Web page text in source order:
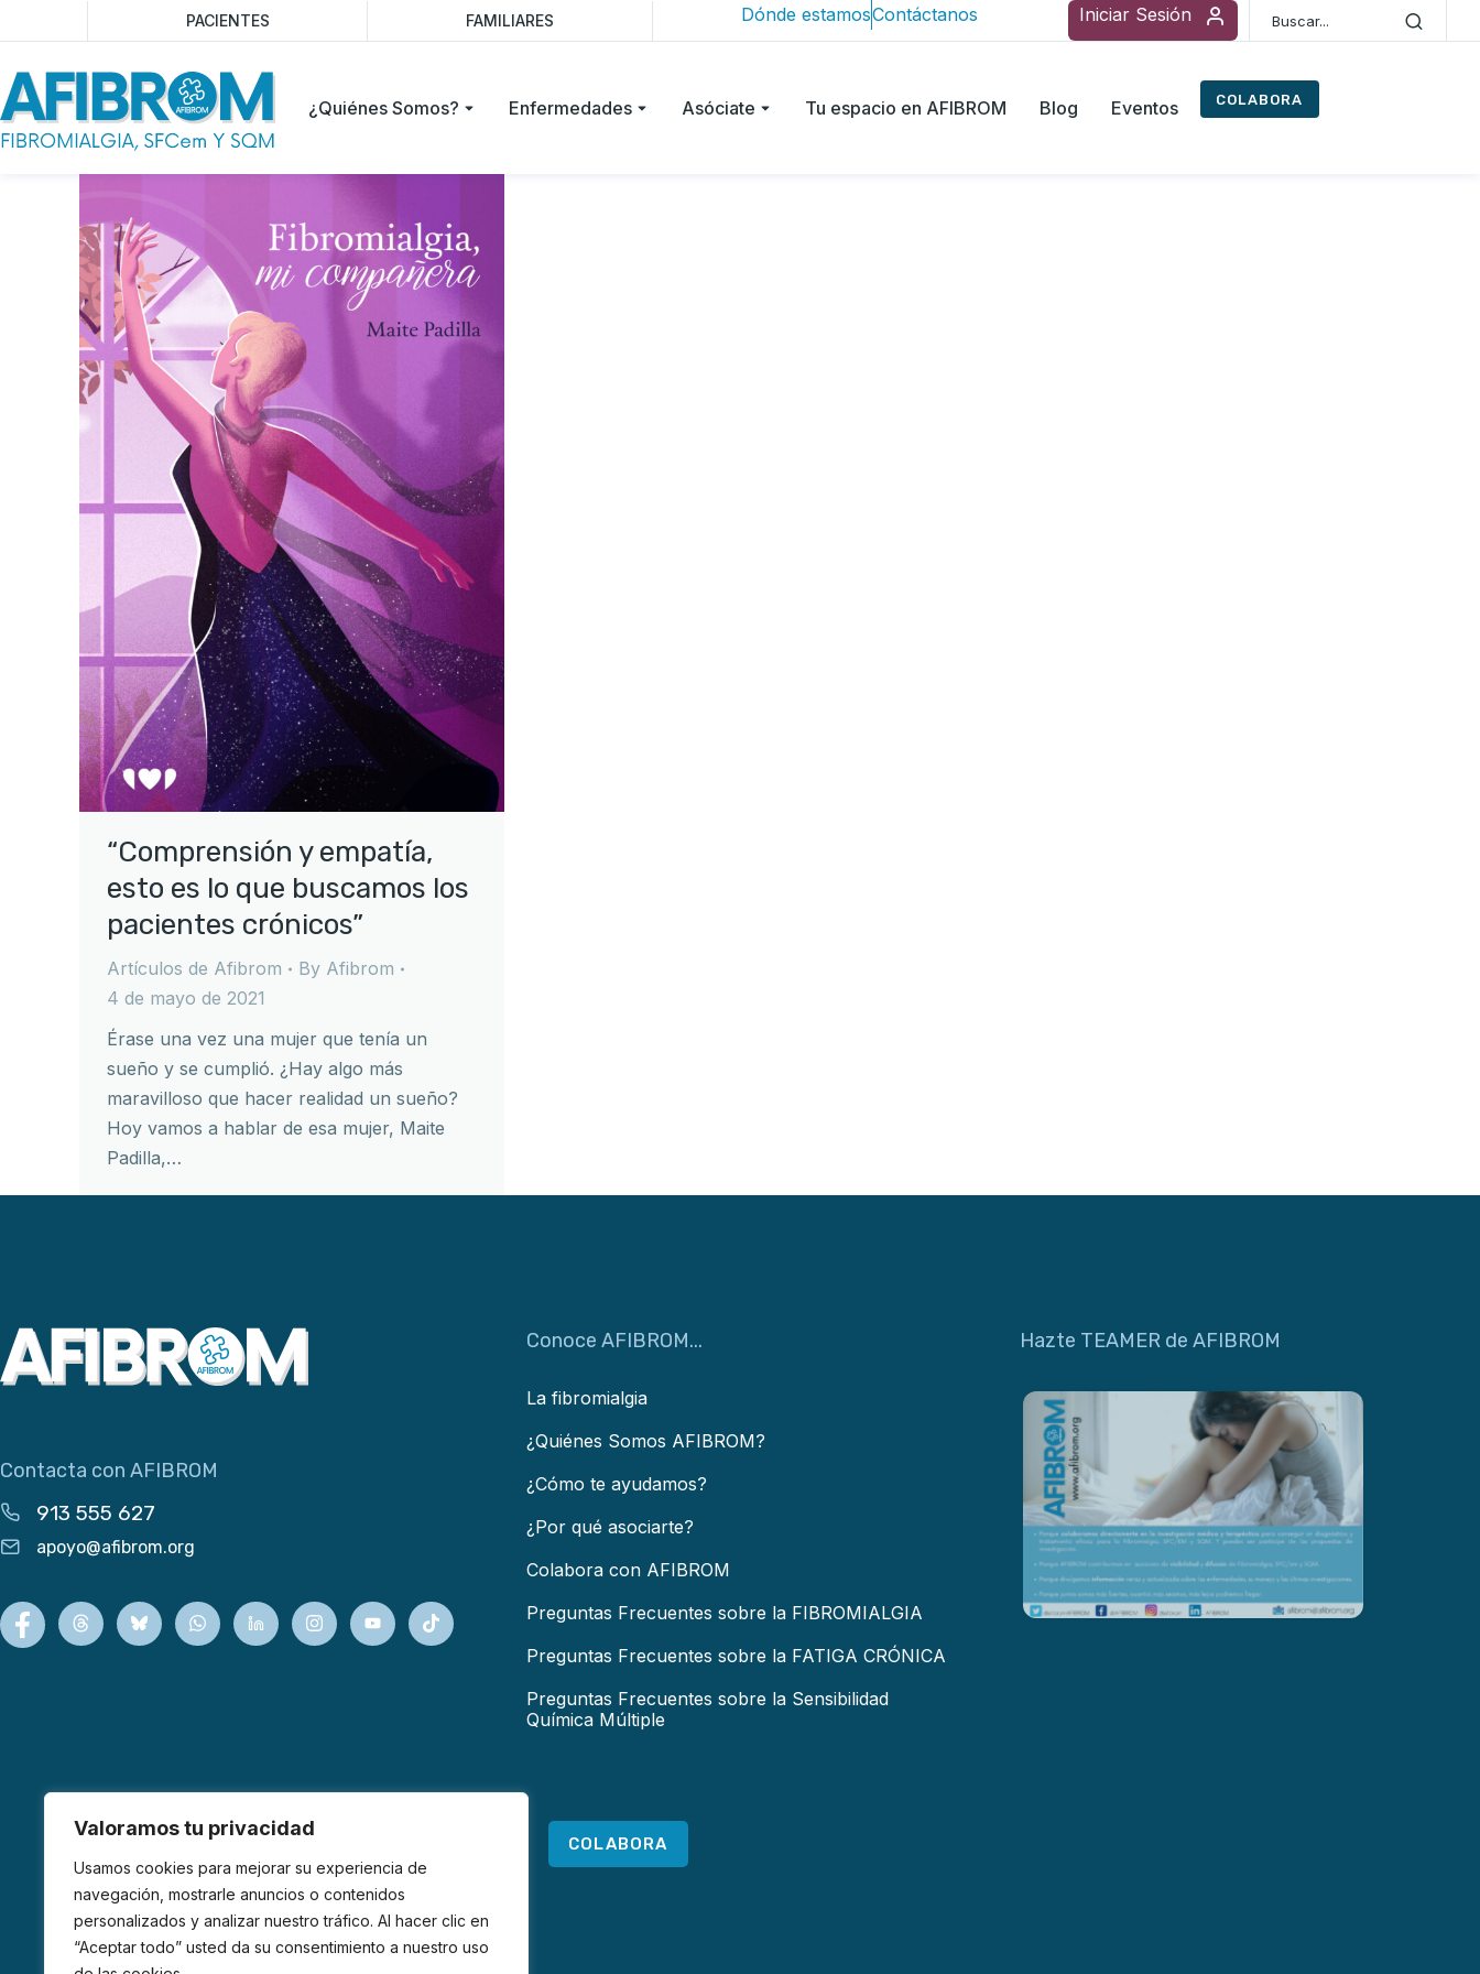
Valoramos tu privacidad
Usamos cookies para mejorar su experiencia de
navegación, mostrarle anuncios o contenidos
personalizados y analizar nuestro tráfico. Al hacer clic en
“Aceptar todo” usted da su consentimiento a nuestro uso
PACIENTES FAMILIARES Dónde estamosContáctanos Iniciar Sesión
¿Quiénes Somos? Enfermedades Asóciate Tu espacio en AFIBROM Blog Eventos COLABORA
“Comprensión y empatía,
esto es lo que buscamos los
pacientes crónicos”
Artículos de Afibrom By Afibrom
4 de mayo de 2021
Érase una vez una mujer que tenía un
sueño y se cumplió. ¿Hay algo más
maravilloso que hacer realidad un sueño?
Hoy vamos a hablar de esa mujer, Maite
Padilla,…
Contacta con AFIBROM
913 555 627
apoyo@afibrom.org
Conoce AFIBROM...
La fibromialgia
¿Quiénes Somos AFIBROM?
¿Cómo te ayudamos?
¿Por qué asociarte?
Colabora con AFIBROM
Preguntas Frecuentes sobre la FIBROMIALGIA
Preguntas Frecuentes sobre la FATIGA CRÓNICA
Preguntas Frecuentes sobre la Sensibilidad
Química Múltiple
COLABORA
Hazte TEAMER de AFIBROM